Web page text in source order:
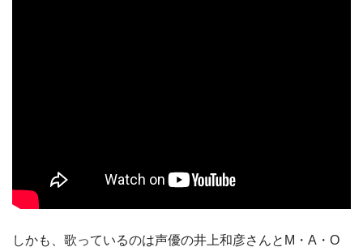
しかも、歌っているのは声優の井上和彦さんとM・A・O